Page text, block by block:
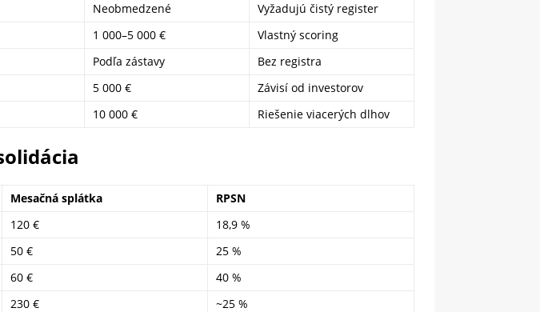
Neobmedzené
Vyžadujú čistý register
1 000–5 000 €
Vlastný scoring
Podľa zástavy
Bez registra
5 000 €
Závisí od investorov
10 000 € Riešenie viacerých dlhov
Mesačná splátka
RPSN
120 €
18,9 %
50 €
25 %
60 €
40 %
230 €
~25 %